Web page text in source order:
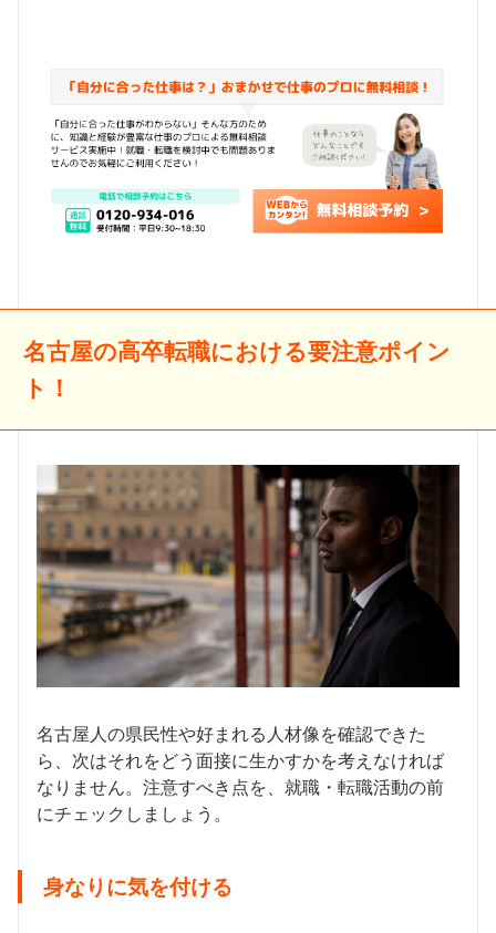
名古屋の高卒転職における要注意ポイン
ト！
名古屋人の県民性や好まれる人材像を確認できた
ら、次はそれをどう面接に生かすかを考えなければ
なりません。注意すべき点を、就職・転職活動の前
にチェックしましょう。
身なりに気を付ける